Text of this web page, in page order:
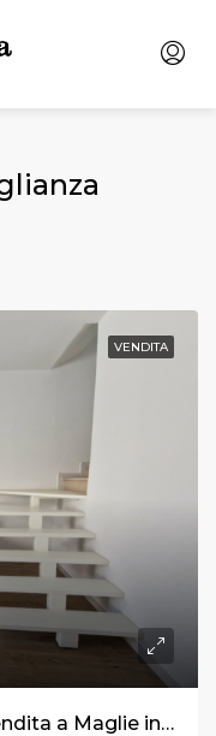
VENDITA
Abitazione con giardino in vendita a Maglie in via Circolone